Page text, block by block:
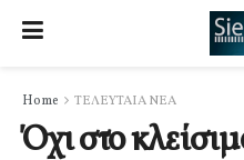
Home ΤΕΛΕΥΤΑΙΑ ΝΕΑ
Όχι στο